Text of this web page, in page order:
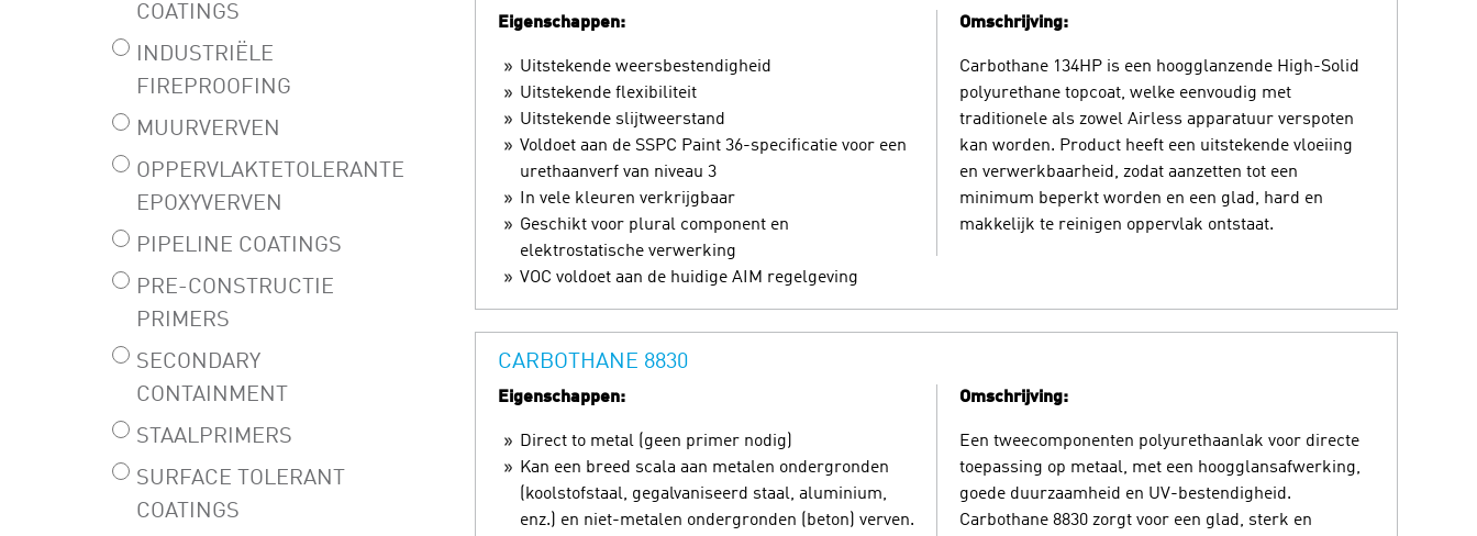
COATINGS
INDUSTRIËLE
FIREPROOFING
MUURVERVEN
OPPERVLAKTETOLERANTE
EPOXYVERVEN
PIPELINE COATINGS
PRE-CONSTRUCTIE
PRIMERS
SECONDARY
CONTAINMENT
STAALPRIMERS
SURFACE TOLERANT
COATINGS
Eigenschappen:
Uitstekende weersbestendigheid
Uitstekende flexibiliteit
Uitstekende slijtweerstand
Voldoet aan de SSPC Paint 36-specificatie voor een
urethaanverf van niveau 3
In vele kleuren verkrijgbaar
Geschikt voor plural component en
elektrostatische verwerking
VOC voldoet aan de huidige AIM regelgeving
Omschrijving:
Carbothane 134HP is een hoogglanzende High-Solid
polyurethane topcoat, welke eenvoudig met
traditionele als zowel Airless apparatuur verspoten
kan worden. Product heeft een uitstekende vloeiing
en verwerkbaarheid, zodat aanzetten tot een
minimum beperkt worden en een glad, hard en
makkelijk te reinigen oppervlak ontstaat.
CARBOTHANE 8830
Eigenschappen:
Direct to metal (geen primer nodig)
Kan een breed scala aan metalen ondergronden
(koolstofstaal, gegalvaniseerd staal, aluminium,
enz.) en niet-metalen ondergronden (beton) verven.
Omschrijving:
Een tweecomponenten polyurethaanlak voor directe
toepassing op metaal, met een hoogglansafwerking,
goede duurzaamheid en UV-bestendigheid.
Carbothane 8830 zorgt voor een glad, sterk en